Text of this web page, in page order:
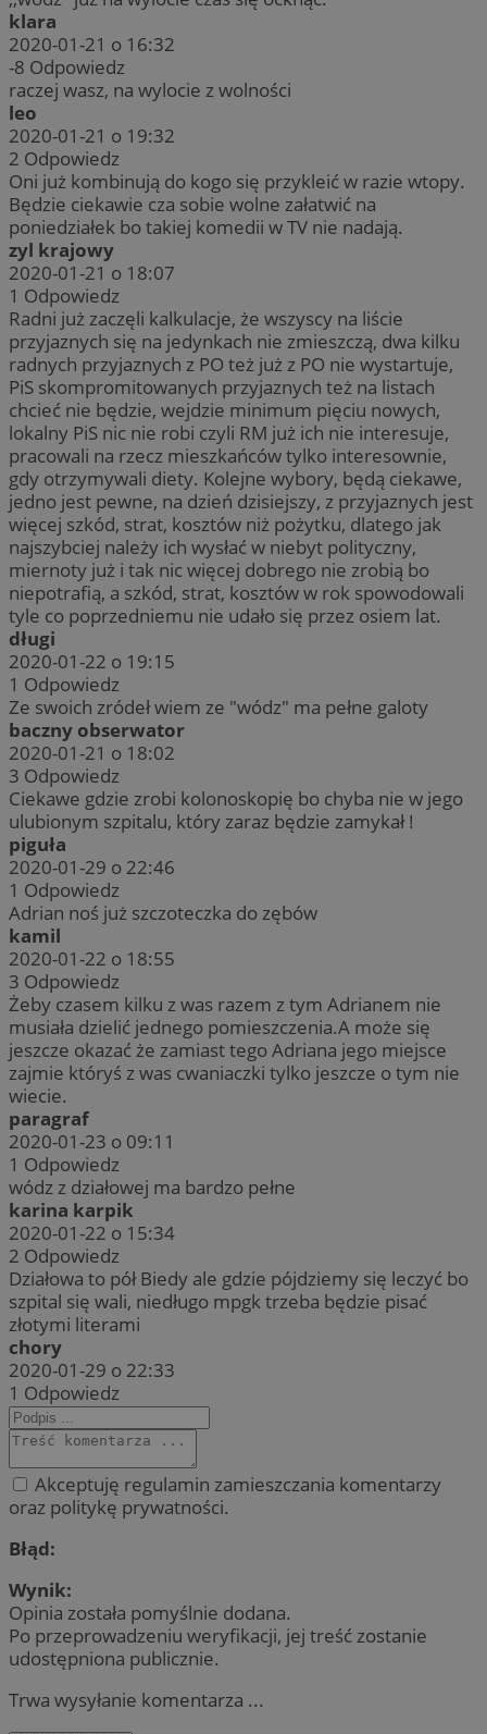
klara
2020-01-21 o 16:32
-8 Odpowiedz
raczej wasz, na wylocie z wolności
leo
2020-01-21 o 19:32
2 Odpowiedz
Oni już kombinują do kogo się przykleić w razie wtopy.
Będzie ciekawie cza sobie wolne załatwić na
poniedziałek bo takiej komedii w TV nie nadają.
zyl krajowy
2020-01-21 o 18:07
1 Odpowiedz
Radni już zaczęli kalkulacje, że wszyscy na liście
przyjaznych się na jedynkach nie zmieszczą, dwa kilku
radnych przyjaznych z PO też już z PO nie wystartuje,
PiS skompromitowanych przyjaznych też na listach
chcieć nie będzie, wejdzie minimum pięciu nowych,
lokalny PiS nic nie robi czyli RM już ich nie interesuje,
pracowali na rzecz mieszkańców tylko interesownie,
gdy otrzymywali diety. Kolejne wybory, będą ciekawe,
jedno jest pewne, na dzień dzisiejszy, z przyjaznych jest
więcej szkód, strat, kosztów niż pożytku, dlatego jak
najszybciej należy ich wysłać w niebyt polityczny,
miernoty już i tak nic więcej dobrego nie zrobią bo
niepotrafią, a szkód, strat, kosztów w rok spowodowali
tyle co poprzedniemu nie udało się przez osiem lat.
długi
2020-01-22 o 19:15
1 Odpowiedz
Ze swoich zródeł wiem ze "wódz" ma pełne galoty
baczny obserwator
2020-01-21 o 18:02
3 Odpowiedz
Ciekawe gdzie zrobi kolonoskopię bo chyba nie w jego
ulubionym szpitalu, który zaraz będzie zamykał !
piguła
2020-01-29 o 22:46
1 Odpowiedz
Adrian noś już szczoteczka do zębów
kamil
2020-01-22 o 18:55
3 Odpowiedz
Żeby czasem kilku z was razem z tym Adrianem nie
musiała dzielić jednego pomieszczenia.A może się
jeszcze okazać że zamiast tego Adriana jego miejsce
zajmie któryś z was cwaniaczki tylko jeszcze o tym nie
wiecie.
paragraf
2020-01-23 o 09:11
1 Odpowiedz
wódz z działowej ma bardzo pełne
karina karpik
2020-01-22 o 15:34
2 Odpowiedz
Działowa to pół Biedy ale gdzie pójdziemy się leczyć bo
szpital się wali, niedługo mpgk trzeba będzie pisać
złotymi literami
chory
2020-01-29 o 22:33
1 Odpowiedz
Akceptuję regulamin zamieszczania komentarzy
oraz politykę prywatności.
Błąd:
Wynik:
Opinia została pomyślnie dodana.
Po przeprowadzeniu weryfikacji, jej treść zostanie
udostępniona publicznie.
Trwa wysyłanie komentarza ...